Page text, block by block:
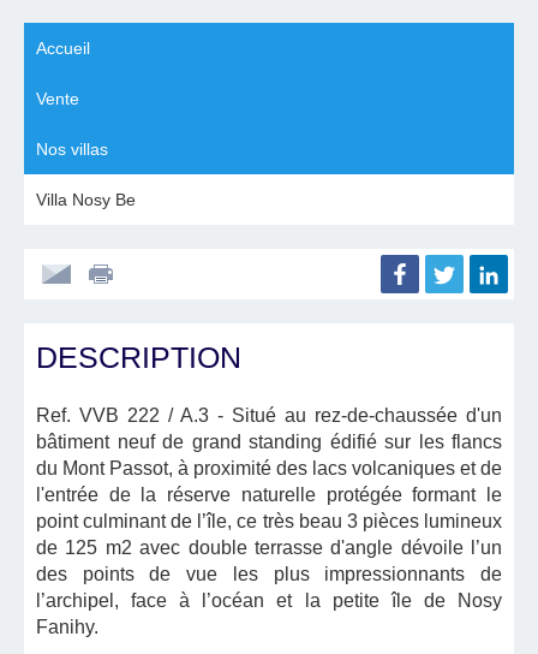
Accueil
Vente
Nos villas
Villa Nosy Be
DESCRIPTION
Ref. VVB 222 / A.3 - Situé au rez-de-chaussée d'un
bâtiment neuf de grand standing édifié sur les flancs
du Mont Passot, à proximité des lacs volcaniques et de
l'entrée de la réserve naturelle protégée formant le
point culminant de l’île, ce très beau 3 pièces lumineux
de 125 m2 avec double terrasse d'angle dévoile l’un
des points de vue les plus impressionnants de
l’archipel, face à l’océan et la petite île de Nosy
Fanihy.